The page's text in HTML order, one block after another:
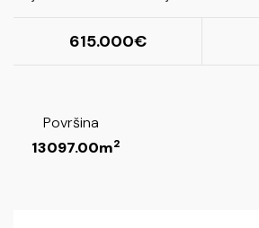
Površina
13097.00m2
615.000